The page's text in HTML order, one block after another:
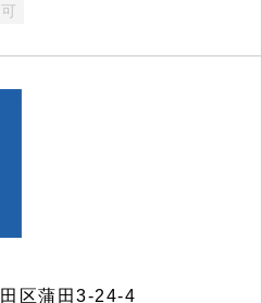
区蒲田3-24-4